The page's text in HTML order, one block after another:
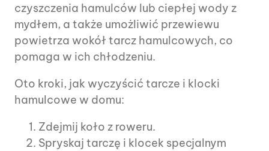
czyszczenia hamulców lub ciepłej wody z
mydłem, a także umożliwić przewiewu
powietrza wokół tarcz hamulcowych, co
pomaga w ich chłodzeniu.
Oto kroki, jak wyczyścić tarcze i klocki
hamulcowe w domu:
Zdejmij koło z roweru.
Spryskaj tarczę i klocek specjalnym